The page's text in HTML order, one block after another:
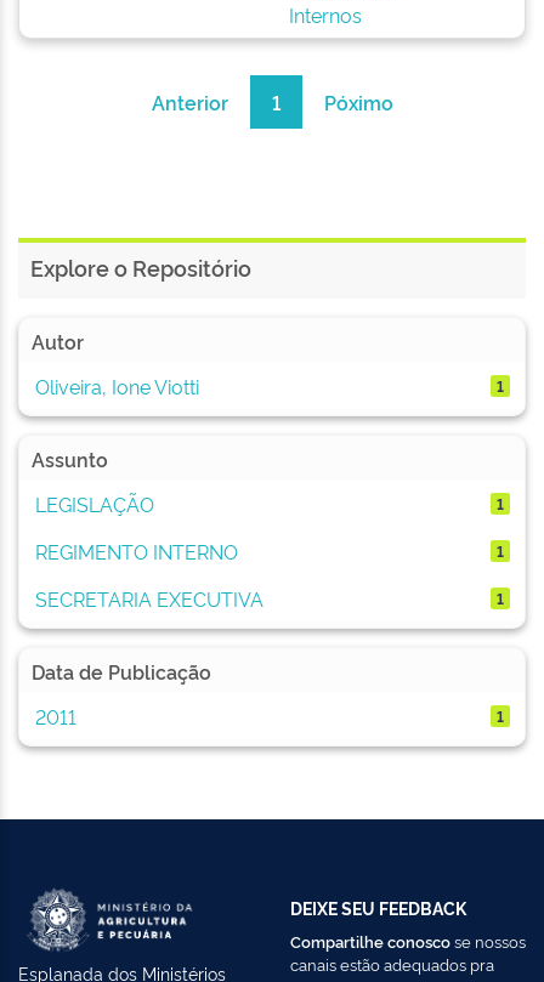
Internos
Anterior 1 Póximo
Explore o Repositório
Autor
Oliveira, Ione Viotti
1
Assunto
LEGISLAÇÃO
1
REGIMENTO INTERNO 1
SECRETARIA EXECUTIVA 1
Data de Publicação
2011
1
Esplanada dos Ministérios
DEIXE SEU FEEDBACK
Compartilhe conoscose nossos
canais estão adequados pra